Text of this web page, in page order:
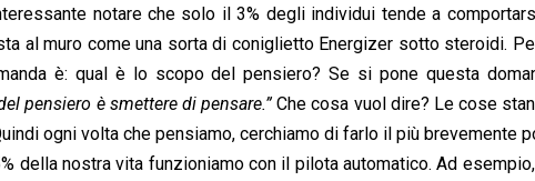
notare che solo il 3% degli individui tende a
al muro come una sorta di coniglietto Energizer sotto steroidi.
è: qual è lo scopo del pensiero? Se si pone questa
pensiero è smettere di pensare.”Che cosa vuol dire? Le cose
ogni volta che pensiamo, cerchiamo di farlo il più brevemente
della nostra vita funzioniamo con il pilota automatico. Ad